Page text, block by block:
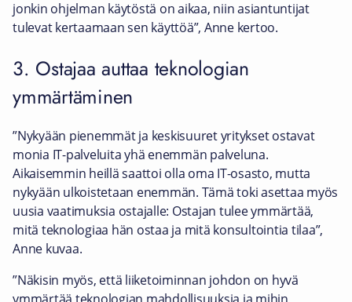
jonkin ohjelman käytöstä on aikaa, niin asiantuntijat
tulevat kertaamaan sen käyttöä”, Anne kertoo.
3. Ostajaa auttaa teknologian
ymmärtäminen
”Nykyään pienemmät ja keskisuuret yritykset ostavat
monia IT-palveluita yhä enemmän palveluna.
Aikaisemmin heillä saattoi olla oma IT-osasto, mutta
nykyään ulkoistetaan enemmän. Tämä toki asettaa myös
uusia vaatimuksia ostajalle: Ostajan tulee ymmärtää,
mitä teknologiaa hän ostaa ja mitä konsultointia tilaa”,
Anne kuvaa.
”Näkisin myös, että liiketoiminnan johdon on hyvä